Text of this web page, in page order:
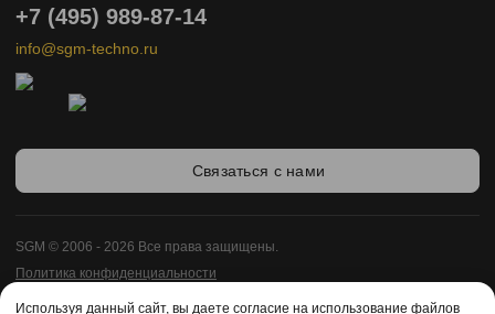
+7 (495) 989-87-14
info@sgm-techno.ru
Связаться с нами
SGM © 2006 - 2026 Все права защищены.
Политика конфиденциальности
Карта сайта
Используя данный сайт, вы даете согласие на использование файлов